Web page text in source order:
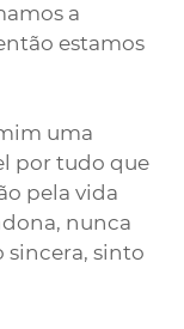
a
estamos
uma
por tudo que
pela vida
nunca
sincera, sinto